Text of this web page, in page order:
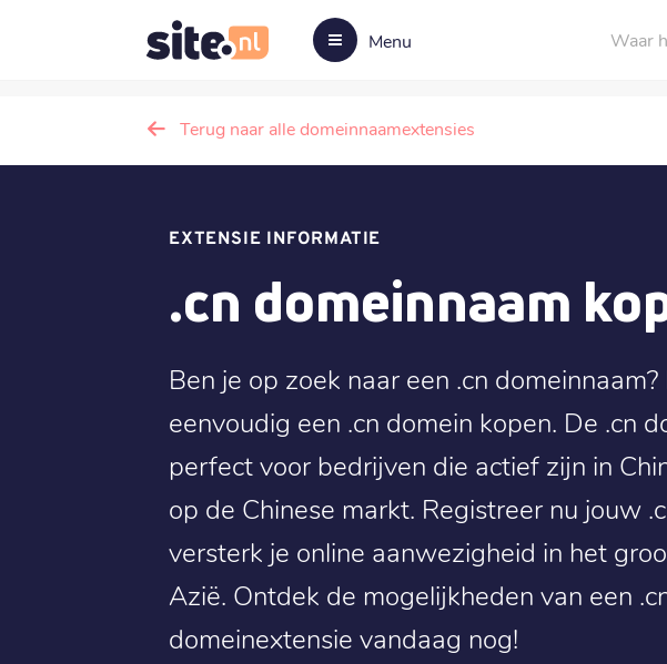
Menu Waar
Terug naar alle domeinnaamextensies
EXTENSIE INFORMATIE
.cn domeinnaam
Ben je op zoek naar een .cn
eenvoudig een .cn domein kopen. De .cn
perfect voor bedrijven die actief zijn in
op de Chinese markt. Registreer nu jouw
versterk je online aanwezigheid in het
Azië. Ontdek de mogelijkheden van een
domeinextensie vandaag nog!